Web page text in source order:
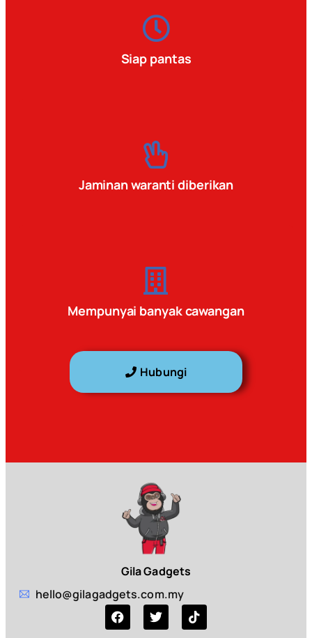
Siap pantas
Jaminan waranti diberikan
Mempunyai banyak cawangan
Hubungi
Gila Gadgets
hello@gilagadgets.com.my